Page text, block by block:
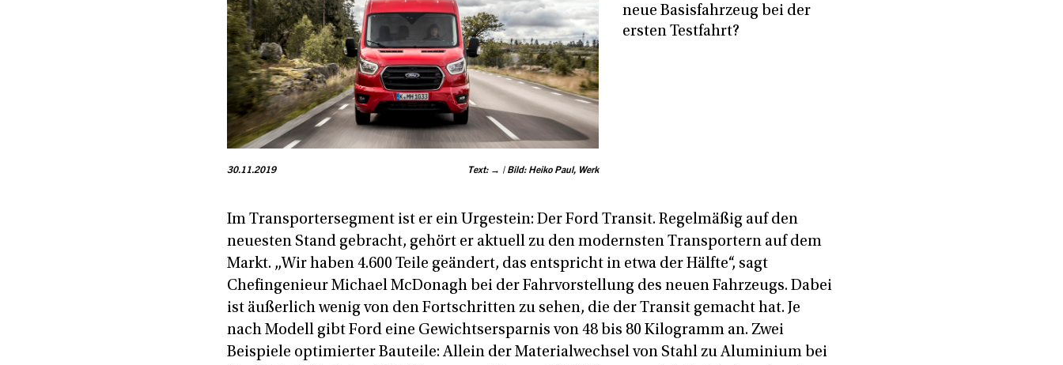
30.11.2019 Text: → | Bild: Heiko Paul, Werk
neue Basisfahrzeug bei der
ersten Testfahrt?
Im Transportersegment ist er ein Urgestein: Der Ford Transit. Regelmäßig auf den
neuesten Stand gebracht, gehört er aktuell zu den modernsten Transportern auf dem
Markt. „Wir haben 4.600 Teile geändert, das entspricht in etwa der Hälfte“, sagt
Chefingenieur Michael McDonagh bei der Fahrvorstellung des neuen Fahrzeugs. Dabei
ist äußerlich wenig von den Fortschritten zu sehen, die der Transit gemacht hat. Je
nach Modell gibt Ford eine Gewichtsersparnis von 48 bis 80 Kilogramm an. Zwei
Beispiele optimierter Bauteile: Allein der Materialwechsel von Stahl zu Aluminium bei